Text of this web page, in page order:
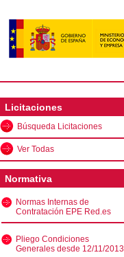
Licitaciones
Búsqueda Licitaciones
Ver Todas
Normativa
Normas Internas de
Contratación EPE Red.es
Pliego Condiciones
Generales desde 12/11/2013